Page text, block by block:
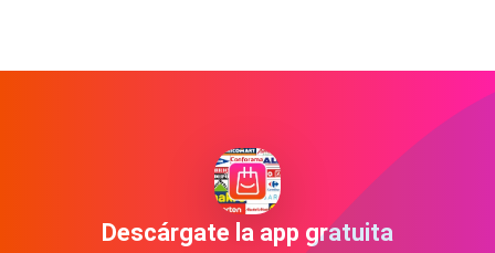
Descárgate la app gratuita